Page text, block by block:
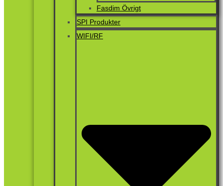
Fasdim Övrigt
SPI Produkter
WIFI/RF